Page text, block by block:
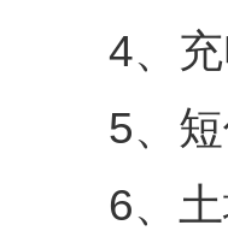
4、
5、
6、